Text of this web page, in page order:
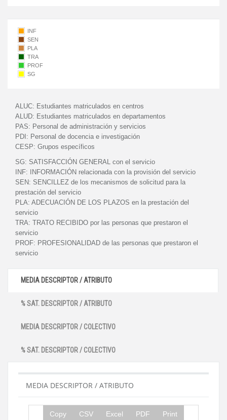
INF
SEN
PLA
TRA
PROF
SG
ALUC: Estudiantes matriculados en centros
ALUD: Estudiantes matriculados en departamentos
PAS: Personal de administración y servicios
PDI: Personal de docencia e investigación
CESP: Grupos específicos
SG: SATISFACCIÓN GENERAL con el servicio
INF:
INFORMACIÓN relacionada con la provisión del servicio
SEN: SENCILLEZ de los mecanismos de solicitud para la
prestación del servicio
PLA: ADECUACIÓN DE LOS PLAZOS en la prestación del
servicio
TRA: TRATO RECIBIDO por las personas que prestaron el
servicio
PROF: PROFESIONALIDAD de las personas que prestaron el
servicio
MEDIA DESCRIPTOR / ATRIBUTO
% SAT. DESCRIPTOR / ATRIBUTO
MEDIA DESCRIPTOR / COLECTIVO
% SAT. DESCRIPTOR / COLECTIVO
MEDIA DESCRIPTOR / ATRIBUTO
Copy CSV Excel PDF Print